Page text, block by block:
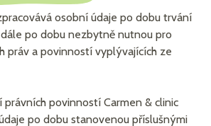
osobní údaje po dobu trvání
po dobu nezbytně nutnou pro
práv a povinností vyplývajících ze
právních povinností Carmen & clinic
po dobu stanovenou příslušnými